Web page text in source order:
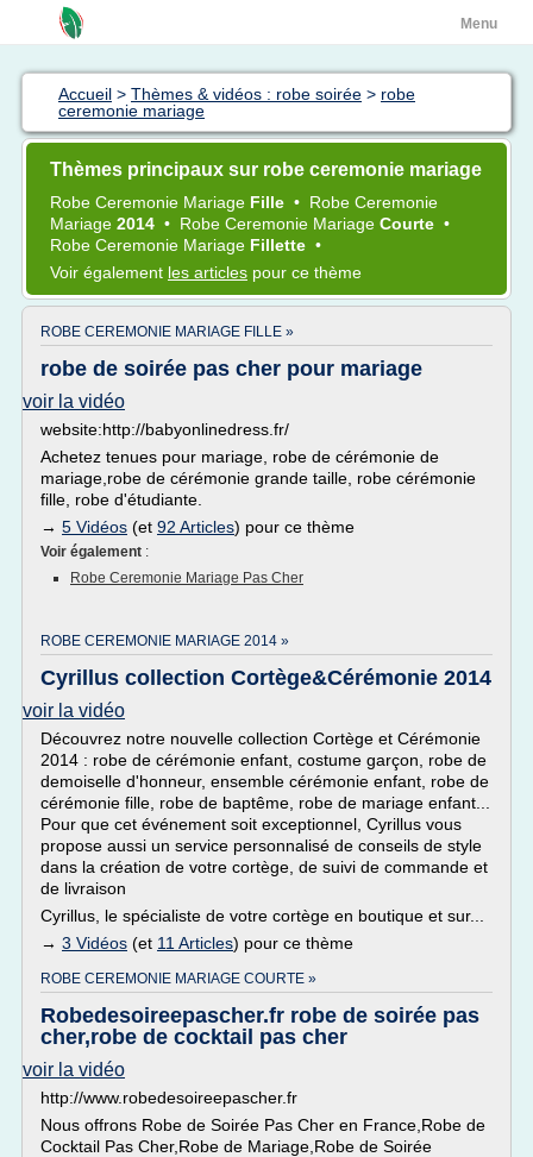
Menu
Accueil > Thèmes & vidéos : robe soirée > robe
ceremonie mariage
Thèmes principaux sur robe ceremonie mariage
Robe Ceremonie Mariage Fille • Robe Ceremonie
Mariage 2014 • Robe Ceremonie Mariage Courte •
Robe Ceremonie Mariage Fillette •
Voir également les articles pour ce thème
ROBE CEREMONIE MARIAGE FILLE »
robe de soirée pas cher pour mariage
voir la vidéo
website:http://babyonlinedress.fr/
Achetez tenues pour mariage, robe de cérémonie de
mariage,robe de cérémonie grande taille, robe cérémonie
fille, robe d'étudiante.
→ 5 Vidéos (et 92 Articles) pour ce thème
Voir également :
Robe Ceremonie Mariage Pas Cher
ROBE CEREMONIE MARIAGE 2014 »
Cyrillus collection Cortège&Cérémonie 2014
voir la vidéo
Découvrez notre nouvelle collection Cortège et Cérémonie
2014 : robe de cérémonie enfant, costume garçon, robe de
demoiselle d'honneur, ensemble cérémonie enfant, robe de
cérémonie fille, robe de baptême, robe de mariage enfant...
Pour que cet événement soit exceptionnel, Cyrillus vous
propose aussi un service personnalisé de conseils de style
dans la création de votre cortège, de suivi de commande et
de livraison
Cyrillus, le spécialiste de votre cortège en boutique et sur...
→ 3 Vidéos (et 11 Articles) pour ce thème
ROBE CEREMONIE MARIAGE COURTE »
Robedesoireepascher.fr robe de soirée pas
cher,robe de cocktail pas cher
voir la vidéo
http://www.robedesoireepascher.fr
Nous offrons Robe de Soirée Pas Cher en France,Robe de
Cocktail Pas Cher,Robe de Mariage,Robe de Soirée